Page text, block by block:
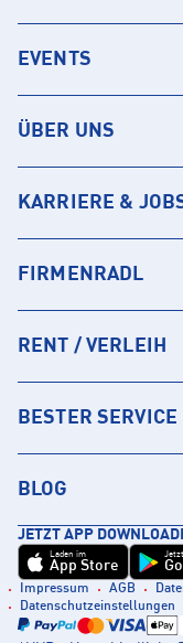
EVENTS
ÜBER UNS
KARRIERE &
FIRMENRADL
RENT / VERLEIH
BESTER SERVICE
BLOG
JETZT APP
Laden im
App Store
Impressum AGB
Datenschutzeinstellungen